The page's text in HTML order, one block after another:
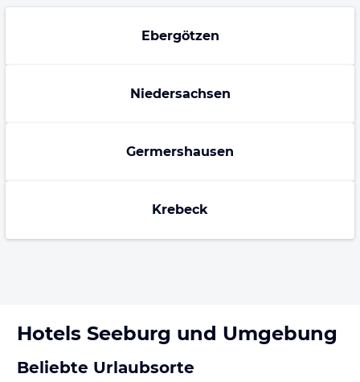
Ebergötzen
Niedersachsen
Germershausen
Krebeck
Hotels Seeburg und Umgebung
Beliebte Urlaubsorte